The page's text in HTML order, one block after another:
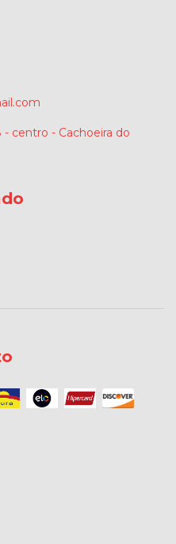
- centro - Cachoeira do